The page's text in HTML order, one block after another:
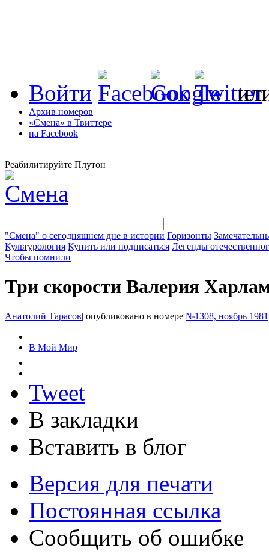
Войти
Архив номеров
«Смена» в Твиттере
на Facebook
Реабилитируйте Плутон
"Смена" о сегодняшнем дне в истории Горизонты
Культурология Купить или подписаться Легенды
Чтобы помнили
Три скорости Валерия
Анатолий Тарасов| опубликовано в номере №1308, ноябрь 1981
В Мой Мир
Tweet
В закладки
Вставить в блог
Версия для печати
Постоянная ссылка
Сообщить об ошибке